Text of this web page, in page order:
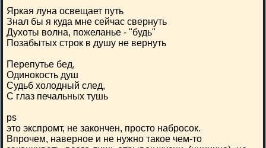
Яркая луна освещает путь
Знал бы я куда мне сейчас свернуть
Духоты волна, пожеланье - "будь"
Позабытых строк в душу не вернуть
Перепутье бед,
Одинокость душ
Судьб холодный след,
С глаз печальных тушь
ps
это экспромт, не закончен, просто набросок.
Впрочем, наверное и не нужно такое чем-то